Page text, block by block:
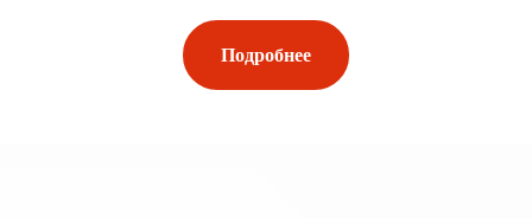
Подробнее